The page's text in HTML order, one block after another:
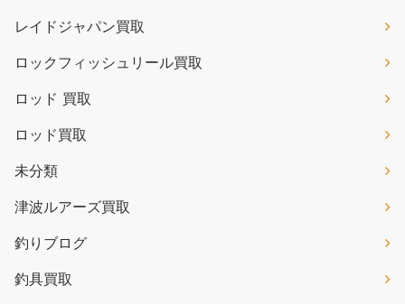
レイドジャパン買取
ロックフィッシュリール買取
ロッド 買取
ロッド買取
未分類
津波ルアーズ買取
釣りブログ
釣具買取